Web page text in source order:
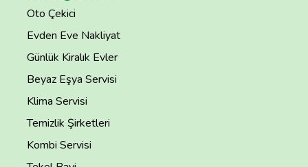
Oto Çekici
Evden Eve Nakliyat
Günlük Kiralık Evler
Beyaz Eşya Servisi
Klima Servisi
Temizlik Şirketleri
Kombi Servisi